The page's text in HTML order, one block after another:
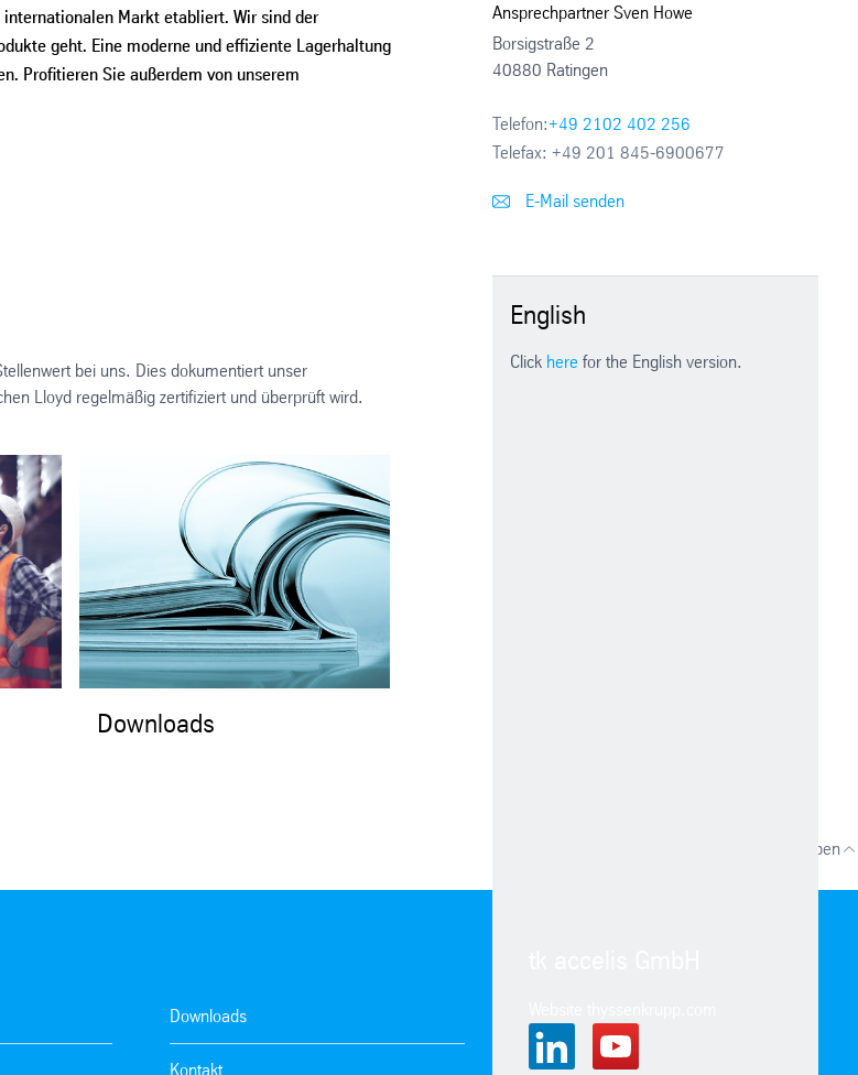
Markt etabliert. Wir sind der
geht. Eine moderne und effiziente Lagerhaltung
Profitieren Sie außerdem von unserem
bei uns. Dies dokumentiert unser
Lloyd regelmäßig zertifiziert und überprüft wird.
Downloads
Ansprechpartner Sven Howe
Borsigstraße 2
40880 Ratingen
Telefon:+49 2102 402 256
Telefax: +49 201 845-6900677
E-Mail senden
English
Click here for the English version.
nach oben
Downloads
Kontakt